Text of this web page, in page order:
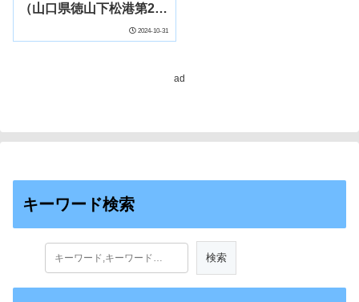
（山口県徳山下松港第2区
下松地区K-1桟橋 令和5年
9月21日発生）
2024-10-31
ad
キーワード検索